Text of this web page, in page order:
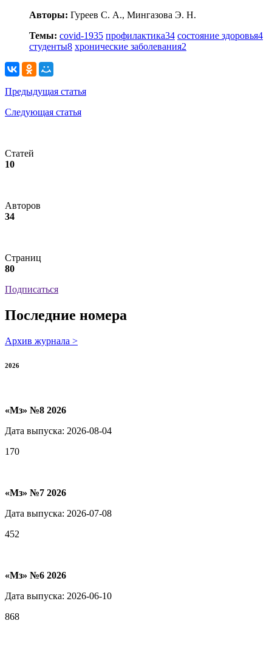
Авторы: Гуреев С. А., Мингазова Э. Н.
Темы: covid-1935 профилактика34 состояние здоровья4
студенты8 хронические заболевания2
Предыдущая статья
Следующая статья
Статей
10
Авторов
34
Страниц
80
Подписаться
Последние номера
Архив журнала >
2026
«Мз» №8 2026
Дата выпуска: 2026-08-04
170
«Мз» №7 2026
Дата выпуска: 2026-07-08
452
«Мз» №6 2026
Дата выпуска: 2026-06-10
868